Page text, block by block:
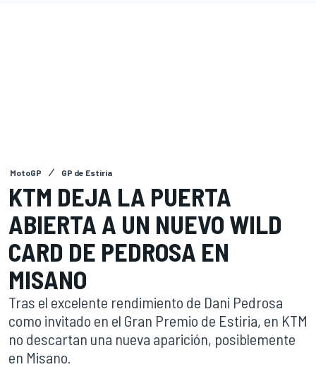
MotoGP GP de Estiria
KTM DEJA LA PUERTA
ABIERTA A UN NUEVO WILD
CARD DE PEDROSA EN
MISANO
Tras el excelente rendimiento de Dani Pedrosa
como invitado en el Gran Premio de Estiria, en KTM
no descartan una nueva aparición, posiblemente
en Misano.